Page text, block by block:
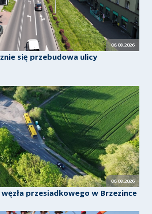
06.08.2026
się przebudowa ulicy
06.08.2026
węzła przesiadkowego w Brzezince